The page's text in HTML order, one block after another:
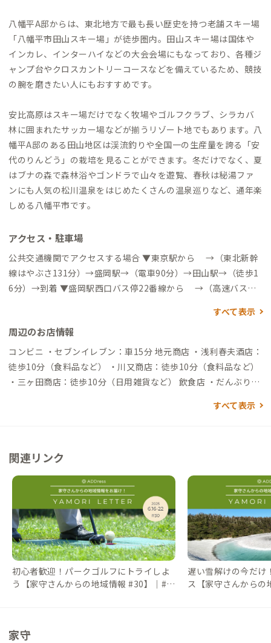
八幡平A邸からは、東北地方で最も長い歴史を持つ老舗スキー場
「八幡平市田山スキー場」が徒歩圏内。田山スキー場は国体や
インカレ、インターハイなどの大会会場にもなっており、各種ジ
ャンプ台やクロスカントリーコースなどを備えているため、競技
の腕を磨きたい人にもおすすめです。
安比高原はスキー場だけでなく牧場やゴルフクラブ、シラカバ
林に囲まれたサッカー場などが揃うリゾート地でもあります。八
幡平A邸のある田山地区は渓流釣りや全国一の生産量を誇る「安
代のりんどう」の栽培を見ることができます。冬だけでなく、夏
はブナの森で森林浴やゴンドラで山々を遊覧、春秋は秘湯ファ
ンにも人気の松川温泉をはじめたくさんの温泉巡りなど、通年楽
しめる八幡平市です。
アクセス・駐車場
公共交通機関でアクセスする場合 ▼東京駅から →（東北新幹
線はやぶさ131分）→盛岡駅→（電車90分）→田山駅→（徒歩1
6分）→到着 ▼盛岡駅西口バス停22番線から →（高速バスみ
する場合 ▼岩手花巻空港から →（高速道85分）→安代IC（一
般道15分）→到着 ▼岩手花巻空港から →（リムジンバス45
分）→盛岡駅前（→徒歩1分）→盛岡駅西口バス停22番線→（高
速バスみちのく号60分）→田山PA（徒歩4分）→到着 ・冬季（1
1月中旬～3月下旬）は雪が降るため、車でのアクセスの場合は
寒対策として、イヤーマフや手袋、重ね着をすることがおすすめ
間がかかる恐れがあるため、ご注意ください。
すべて表示
周辺のお店情報
コンビニ ・セブンイレブン：車15分 地元商店 ・浅利春夫酒店：
徒歩10分（食料品など） ・川又商店：徒歩10分（食料品など）
・三ヶ田商店：徒歩10分（日用雑貨など） 飲食店 ・だんぶり
すべて表示
関連リンク
初心者歓迎！パークゴルフにトライしよ
う【家守さんからの地域情報 #30】｜#A
遅い雪解けの今だけ
ス【家守さんから
家守